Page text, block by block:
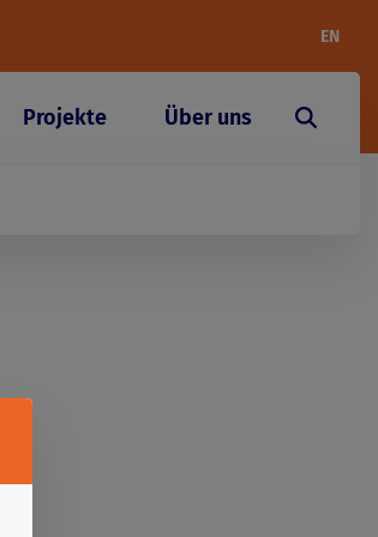
EN
Projekte Über uns